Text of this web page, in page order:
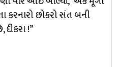
કરનારો છોકરો સંત બની
!”